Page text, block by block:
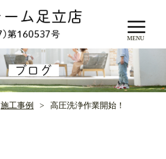
MENU
ブログ
施工事例 高圧洗浄作業開始！